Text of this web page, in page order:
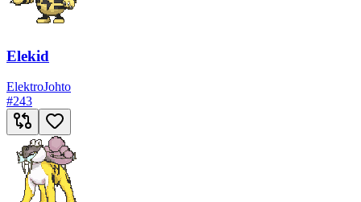
Elekid
ElektroJohto
#243